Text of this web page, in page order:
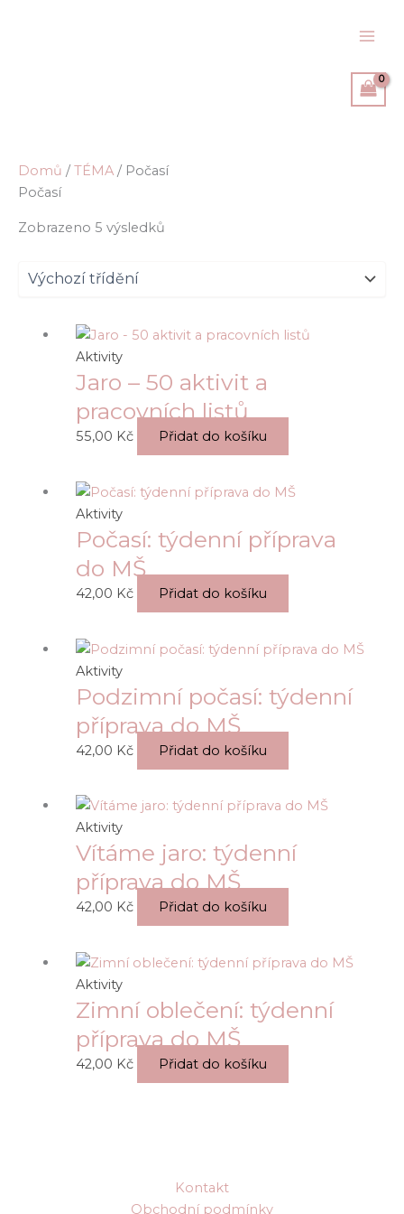
Domů /TÉMA / Počasí
Počasí
Zobrazeno 5 výsledků
Aktivity
Jaro – 50 aktivit a
pracovních listů
55,00 Kč Přidat do košíku
Aktivity
Počasí: týdenní příprava
do MŠ
42,00 Kč Přidat do košíku
Aktivity
Podzimní počasí: týdenní
příprava do MŠ
42,00 Kč Přidat do košíku
Aktivity
Vítáme jaro: týdenní
příprava do MŠ
42,00 Kč Přidat do košíku
Aktivity
Zimní oblečení: týdenní
příprava do MŠ
42,00 Kč Přidat do košíku
Kontakt
Obchodní podmínky